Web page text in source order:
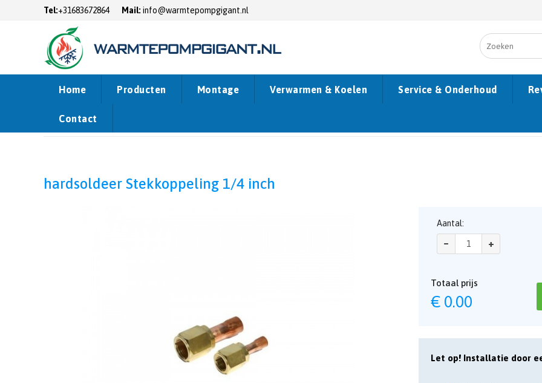
Tel:+31683672864 Mail: info@warmtepompgigant.nl
Home Producten Montage Verwarmen & Koelen Service & Onderhoud
Contact
Home Webshop
hardsoldeer Stekkoppeling 1/4 inch
Aantal:
– +
Totaal prijs
€ 0.00
Let op! Installatie door